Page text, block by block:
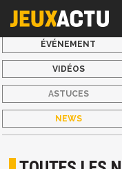
ÉVÉNEMENT
VIDÉOS
ASTUCES
NEWS